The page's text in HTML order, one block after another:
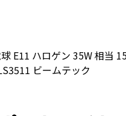
E11 ハロゲン 35W 相当
ビームテック